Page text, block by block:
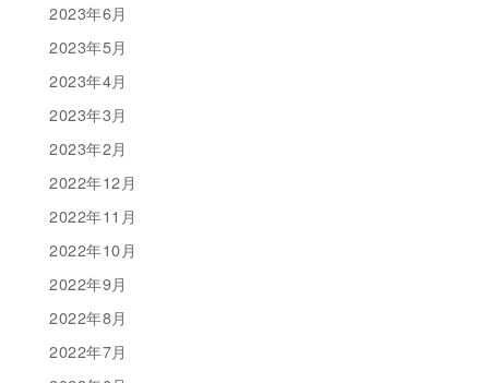
2023年6月
2023年5月
2023年4月
2023年3月
2023年2月
2022年12月
2022年11月
2022年10月
2022年9月
2022年8月
2022年7月